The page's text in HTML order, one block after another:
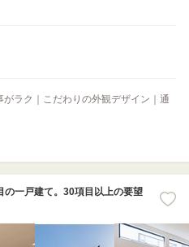
がラク｜こだわりの外観デザイン｜通
の一戸建て。30項目以上の要望